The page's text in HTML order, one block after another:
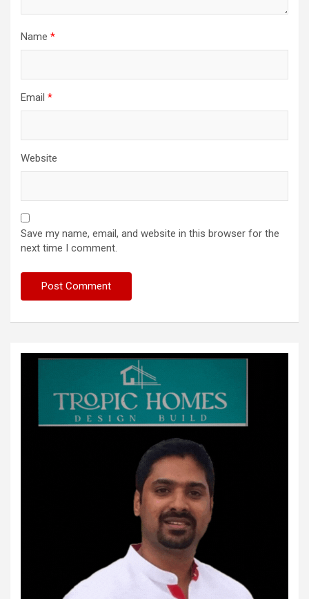
Name *
Email *
Website
Save my name, email, and website in this browser for the
next time I comment.